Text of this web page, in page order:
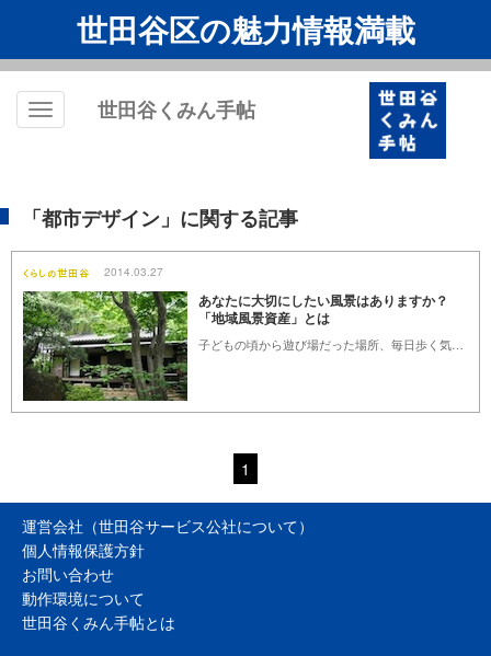
世田谷区の魅力情報満載
Toggle
世田谷くみん手帖
「都市デザイン」に関する記事
2014.03.27
あなたに大切にしたい風景はありますか？
「地域風景資産」とは
1
運営会社（世田谷サービス公社について）
個人情報保護方針
お問い合わせ
動作環境について
世田谷くみん手帖とは